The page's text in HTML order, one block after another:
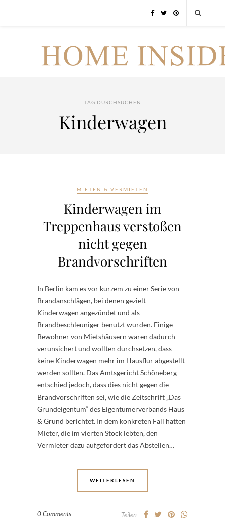
TAG DURCHSUCHEN
Kinderwagen
MIETEN & VERMIETEN
Kinderwagen im
Treppenhaus verstoßen
nicht gegen
Brandvorschriften
In Berlin kam es vor kurzem zu einer Serie von
Brandanschlägen, bei denen gezielt
Kinderwagen angezündet und als
Brandbeschleuniger benutzt wurden. Einige
Bewohner von Mietshäusern waren dadurch
verunsichert und wollten durchsetzen, dass
keine Kinderwagen mehr im Hausflur abgestellt
werden sollten. Das Amtsgericht Schöneberg
entschied jedoch, dass dies nicht gegen die
Brandvorschriften sei, wie die Zeitschrift „Das
Grundeigentum“ des Eigentümerverbands Haus
& Grund berichtet. In dem konkreten Fall hatten
Mieter, die im vierten Stock lebten, den
Vermieter dazu aufgefordert das Abstellen…
WEITERLESEN
0 Comments Teilen